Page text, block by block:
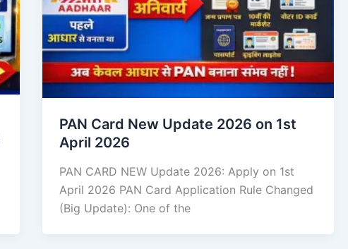
PAN Card New Update 2026 on 1st
April 2026
PAN CARD NEW Update 2026: Apply on 1st
April 2026 PAN Card Application Rule Changed
(Big Update): One of the